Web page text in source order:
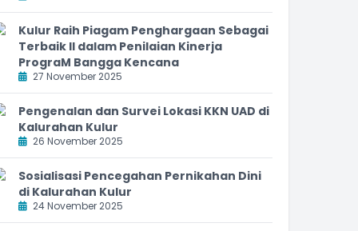
Kulur Raih Piagam Penghargaan Sebagai
Terbaik II dalam Penilaian Kinerja
PrograM Bangga Kencana
27 November 2025
Pengenalan dan Survei Lokasi KKN UAD di
Kalurahan Kulur
26 November 2025
Sosialisasi Pencegahan Pernikahan Dini
di Kalurahan Kulur
24 November 2025